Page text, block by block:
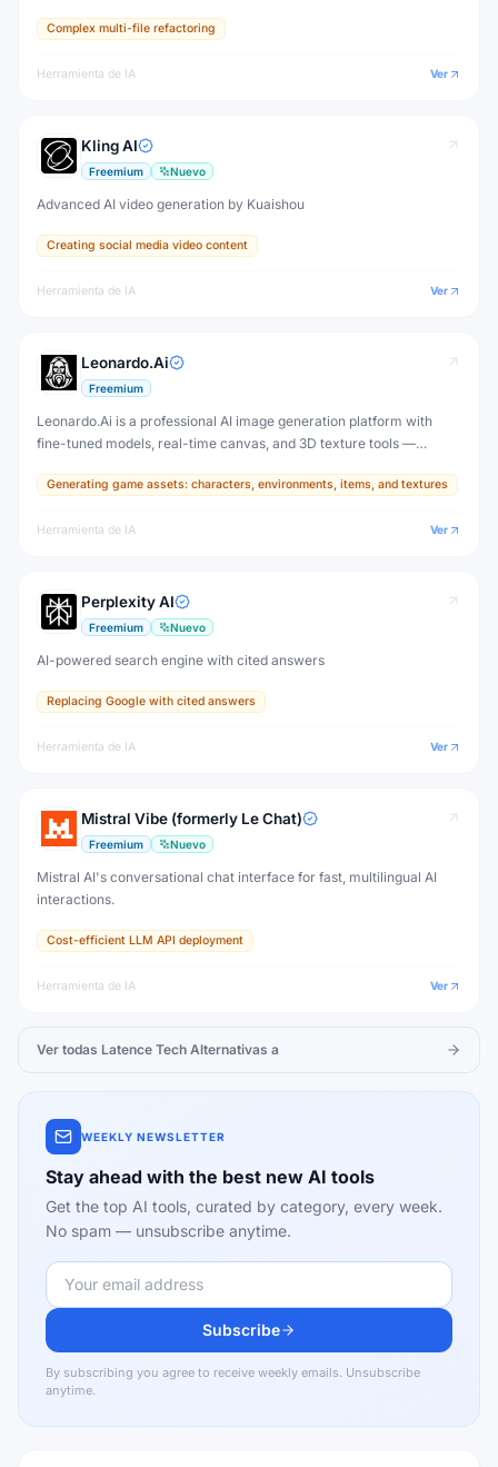
Complex multi-file refactoring
Herramienta de IA Ver
Kling AI
Freemium Nuevo
Advanced AI video generation by Kuaishou
Creating social media video content
Herramienta de IA Ver
Leonardo.Ai
Freemium
Leonardo.Ai is a professional AI image generation platform with
fine-tuned models, real-time canvas, and 3D texture tools —
production.
Generating game assets: characters, environments, items, and textures
Herramienta de IA Ver
Perplexity AI
Freemium Nuevo
AI-powered search engine with cited answers
Replacing Google with cited answers
Herramienta de IA Ver
Mistral Vibe (formerly Le Chat)
Freemium Nuevo
Mistral AI's conversational chat interface for fast, multilingual AI
interactions.
Cost-efficient LLM API deployment
Herramienta de IA Ver
Ver todas Latence Tech Alternativas a
WEEKLY NEWSLETTER
Stay ahead with the best new AI tools
Get the top AI tools, curated by category, every week.
No spam — unsubscribe anytime.
Subscribe
By subscribing you agree to receive weekly emails. Unsubscribe
anytime.